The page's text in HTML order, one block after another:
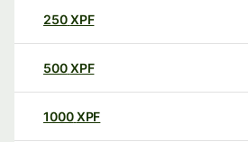
250XPF
500XPF
1000XPF